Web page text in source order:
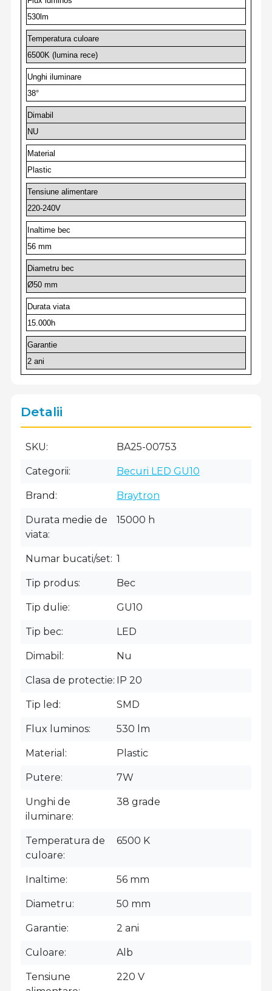
530lm
Temperatura culoare
6500K (lumina rece)
Unghi iluminare
38°
Dimabil
NU
Material
Plastic
Tensiune alimentare
220-240V
Inaltime bec
56 mm
Diametru bec
Ø50 mm
Durata viata
15.000h
Garantie
2 ani
Detalii
SKU BA25-00753
Categorii Becuri LED GU10
Brand Braytron
Durata medie de
viata
15000 h
Numar bucati/set 1
Tip produs Bec
Tip dulie GU10
Tip bec LED
Dimabil Nu
Clasa de protectie IP 20
Tip led SMD
Flux luminos 530 lm
Material Plastic
Putere 7W
Unghi de
iluminare
38 grade
Temperatura de
culoare
6500 K
Inaltime 56 mm
Diametru 50 mm
Garantie 2 ani
Culoare Alb
Tensiune
220 V